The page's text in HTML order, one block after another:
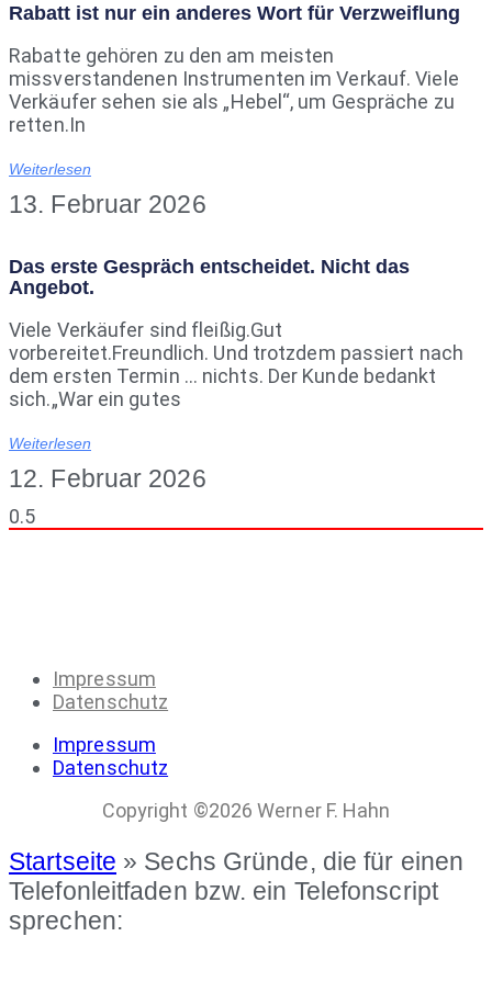
Rabatt ist nur ein anderes Wort für Verzweiflung
Rabatte gehören zu den am meisten
missverstandenen Instrumenten im Verkauf. Viele
Verkäufer sehen sie als „Hebel“, um Gespräche zu
retten.In
Weiterlesen
13. Februar 2026
Das erste Gespräch entscheidet. Nicht das
Angebot.
Viele Verkäufer sind fleißig.Gut
vorbereitet.Freundlich. Und trotzdem passiert nach
dem ersten Termin … nichts. Der Kunde bedankt
sich.„War ein gutes
Weiterlesen
12. Februar 2026
Impressum
Datenschutz
Impressum
Datenschutz
Copyright ©2026 Werner F. Hahn
Startseite » Sechs Gründe, die für einen
Telefonleitfaden bzw. ein Telefonscript
sprechen: